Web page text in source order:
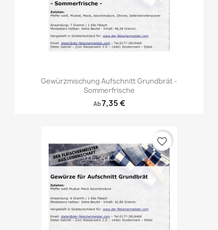
Gewürzmischung Aufschnitt Grundbrät -
Sommerfrische
Ab7,35 €
favorite_border